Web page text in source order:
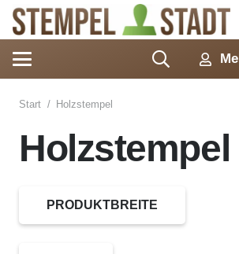
Start / Holzstempel
Holzstempel
PRODUKTBREITE